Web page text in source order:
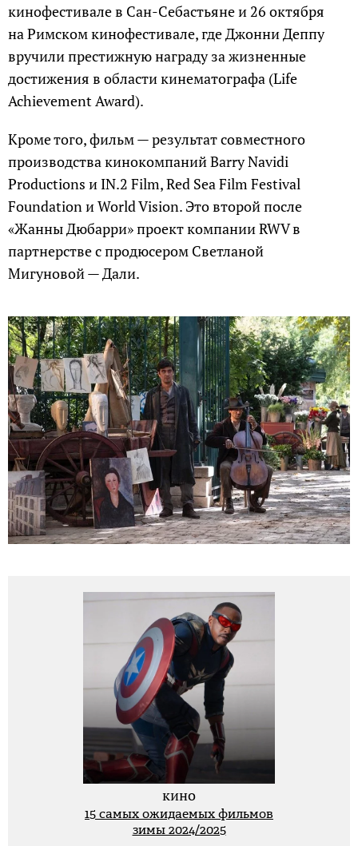
кинофестивале в Сан-Себастьяне и 26 октября
на Римском кинофестивале, где Джонни Деппу
вручили престижную награду за жизненные
достижения в области кинематографа (Life
Achievement Award).
Кроме того, фильм — результат совместного
производства кинокомпаний Barry Navidi
Productions и IN.2 Film, Red Sea Film Festival
Foundation и World Vision. Это второй после
«Жанны Дюбарри» проект компании RWV в
партнерстве с продюсером Светланой
Мигуновой — Дали.
кино
15 самых ожидаемых фильмов
зимы 2024/2025